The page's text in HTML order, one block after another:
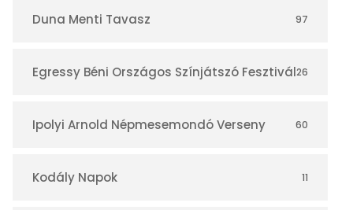
r
Duna Menti Tavasz 97
Egressy Béni Országos Színjátszó Fesztivál26
Ipolyi Arnold Népmesemondó Verseny 60
Kodály Napok 11